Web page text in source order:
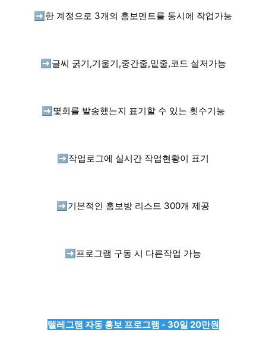
➡️ 한 계정으로 3개의 홍보멘트를 동시에 작업가능
➡️ 글씨 굵기,기울기,중간줄,밑줄,코드 설저가능
➡️ 몇회를 발송했는지 표기할 수 있는 횟수기능
➡️ 작업로그에 실시간 작업현황이 표기
➡️ 기본적인 홍보방 리스트 300개 제공
➡️ 프로그램 구동 시 다른작업 가능
텔레그램 자동 홍보 프로그램 - 30일 20만원